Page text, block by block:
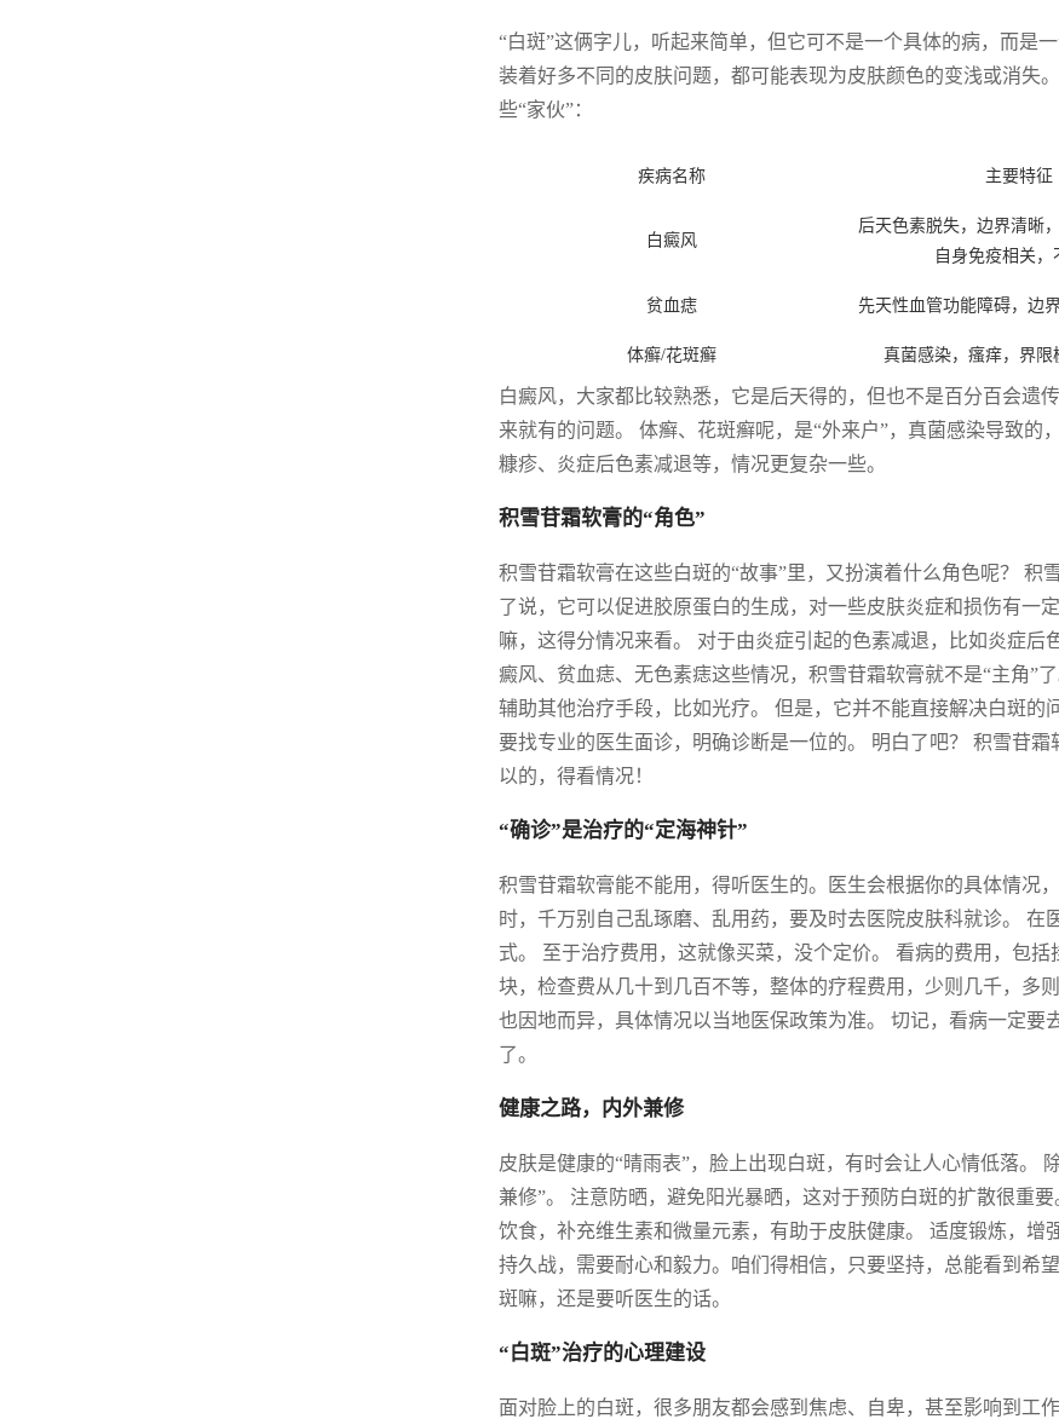
“白斑”这俩字儿，听起来简单，但它可不是一个具体的病，而
装着好多不同的皮肤问题，都可能表现为皮肤颜色的变浅或消失
些“家伙”：
疾病名称 主要特征
白癜风
后天色素脱失，边界清晰
自身免疫相关，
贫血痣 先天性血管功能障碍，边
体癣/花斑癣 真菌感染，瘙痒，界限
白癜风，大家都比较熟悉，它是后天得的，但也不是百分百会遗
来就有的问题。 体癣、花斑癣呢，是“外来户”，真菌感染导致
糠疹、炎症后色素减退等，情况更复杂一些。
积雪苷霜软膏的“角色”
积雪苷霜软膏在这些白斑的“故事”里，又扮演着什么角色呢？
了说，它可以促进胶原蛋白的生成，对一些皮肤炎症和损伤有一
嘛，这得分情况来看。 对于由炎症引起的色素减退，比如炎症
癜风、贫血痣、无色素痣这些情况，积雪苷霜软膏就不是“主角”
辅助其他治疗手段，比如光疗。 但是，它并不能直接解决白斑
要找专业的医生面诊，明确诊断是一位的。 明白了吧？ 积雪苷
以的，得看情况！
“确诊”是治疗的“定海神针”
积雪苷霜软膏能不能用，得听医生的。医生会根据你的具体情况
时，千万别自己乱琢磨、乱用药，要及时去医院皮肤科就诊。
式。 至于治疗费用，这就像买菜，没个定价。 看病的费用，包
块，检查费从几十到几百不等，整体的疗程费用，少则几千，多
也因地而异，具体情况以当地医保政策为准。 切记，看病一定要
了。
健康之路，内外兼修
皮肤是健康的“晴雨表”，脸上出现白斑，有时会让人心情低落。
兼修”。 注意防晒，避免阳光暴晒，这对于预防白斑的扩散很重
饮食，补充维生素和微量元素，有助于皮肤健康。 适度锻炼，
持久战，需要耐心和毅力。咱们得相信，只要坚持，总能看到希
斑嘛，还是要听医生的话。
“白斑”治疗的心理建设
面对脸上的白斑，很多朋友都会感到焦虑、自卑，甚至影响到工